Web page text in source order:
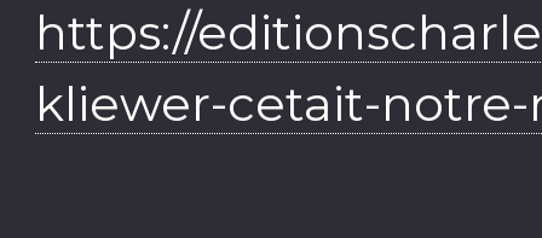
https://
kliewer-cetait-